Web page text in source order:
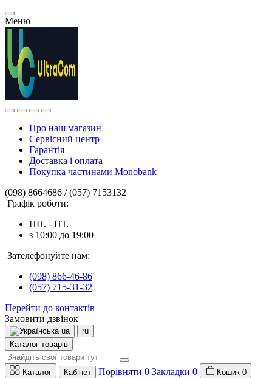
Меню
Про наш магазин
Сервісний центр
Гарантія
Доставка і оплата
Покупка частинами Monobank
(098) 8664686 / (057) 7153132
Графік роботи:
ПН. - ПТ.
з 10:00 до 19:00
Зателефонуйте нам:
(098) 866-46-86
(057) 715-31-32
Перейти до контактів
Замовити дзвінок
ua
ru
Каталог товарів
Каталог Кабінет Порівняти 0 Закладки 0 Кошик 0